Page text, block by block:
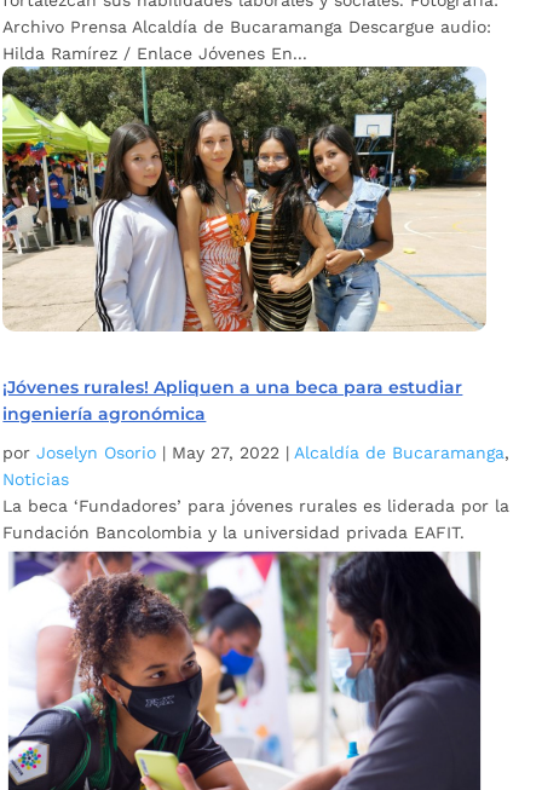
Archivo Prensa Alcaldía de Bucaramanga Descargue audio:
Hilda Ramírez / Enlace Jóvenes En...
¡Jóvenes rurales! Apliquen a una beca para estudiar
ingeniería agronómica
porJoselyn Osorio | May 27, 2022 | Alcaldía de Bucaramanga,
Noticias
La beca ‘Fundadores’ para jóvenes rurales es liderada por la
Fundación Bancolombia y la universidad privada EAFIT.